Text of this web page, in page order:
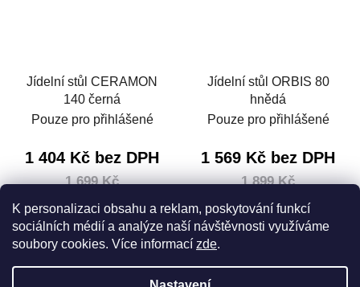
K personalizaci obsahu a reklam, poskytování funkcí
sociálních médií a analýze naší návštěvnosti využíváme
soubory cookies. Více informací zde.
Jídelní stůl CERAMON
140 černá
Pouze pro přihlášené
1 404 Kč bez DPH
1 699 Kč
2 499 Kč (–32 %)
DETAIL
Jídelní stůl ORBIS 80
hnědá
Pouze pro přihlášené
1 569 Kč bez DPH
1 899 Kč
2 599 Kč (–26 %)